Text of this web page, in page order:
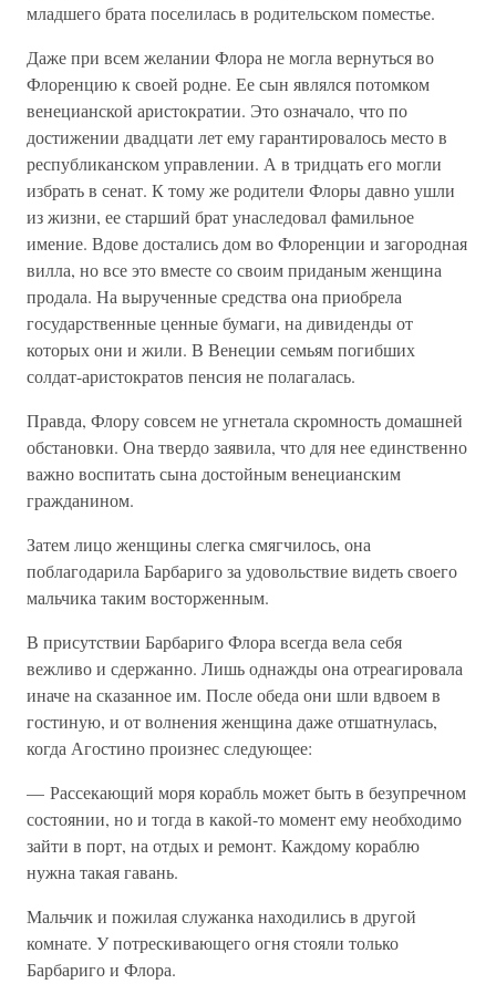
младшего брата поселилась в родительском поместье.
Даже при всем желании Флора не могла вернуться во
Флоренцию к своей родне. Ее сын являлся потомком
венецианской аристократии. Это означало, что по
достижении двадцати лет ему гарантировалось место в
республиканском управлении. А в тридцать его могли
избрать в сенат. К тому же родители Флоры давно ушли
из жизни, ее старший брат унаследовал фамильное
имение. Вдове достались дом во Флоренции и загородная
вилла, но все это вместе со своим приданым женщина
продала. На вырученные средства она приобрела
государственные ценные бумаги, на дивиденды от
которых они и жили. В Венеции семьям погибших
солдат-аристократов пенсия не полагалась.
Правда, Флору совсем не угнетала скромность домашней
обстановки. Она твердо заявила, что для нее единственно
важно воспитать сына достойным венецианским
гражданином.
Затем лицо женщины слегка смягчилось, она
поблагодарила Барбариго за удовольствие видеть своего
мальчика таким восторженным.
В присутствии Барбариго Флора всегда вела себя
вежливо и сдержанно. Лишь однажды она отреагировала
иначе на сказанное им. После обеда они шли вдвоем в
гостиную, и от волнения женщина даже отшатнулась,
когда Агостино произнес следующее:
— Рассекающий моря корабль может быть в безупречном
состоянии, но и тогда в какой-то момент ему необходимо
зайти в порт, на отдых и ремонт. Каждому кораблю
нужна такая гавань.
Мальчик и пожилая служанка находились в другой
комнате. У потрескивающего огня стояли только
Барбариго и Флора.